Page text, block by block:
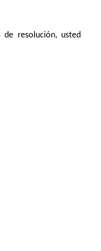
de resolución, usted